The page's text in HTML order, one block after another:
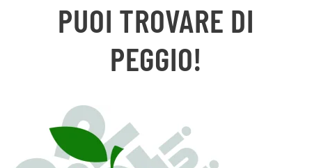
PUOI TROVARE DI
PEGGIO!